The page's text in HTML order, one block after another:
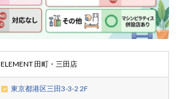
ELEMENT 田町・三田店
東京都港区三田3-3-2 2F